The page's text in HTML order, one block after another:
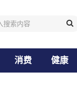
消费 健康